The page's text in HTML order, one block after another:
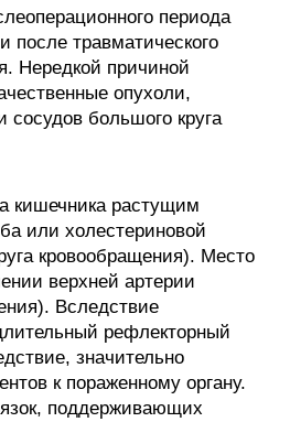
периода
травматического
Нередкой причиной
опухоли,
большого круга
кишечника растущим
или холестериновой
кровообращения). Место
верхней артерии
Вследствие
рефлекторный
значительно
к пораженному органу.
поддерживающих